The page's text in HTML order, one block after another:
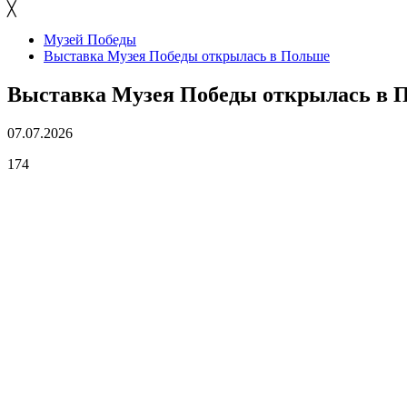
╳
Музей Победы
Выставка Музея Победы открылась в Польше
Выставка Музея Победы открылась в
07.07.2026
174